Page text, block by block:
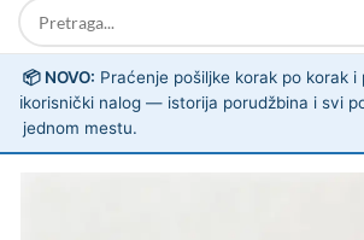
ℹ️
📦 NOVO: Praćenje pošiljke korak po korak i
korisnički nalog — istorija porudžbina i svi
jednom mestu.